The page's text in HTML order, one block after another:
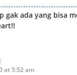
gak ada yang bisa
at 5:52 am